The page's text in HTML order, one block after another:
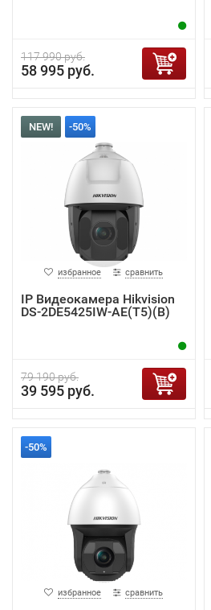
117 990 руб.
58 995 руб.
NEW! -50%
избранное сравнить
IP Видеокамера Hikvision
DS-2DE5425IW-AE(T5)(B)
79 190 руб.
39 595 руб.
-50%
избранное сравнить